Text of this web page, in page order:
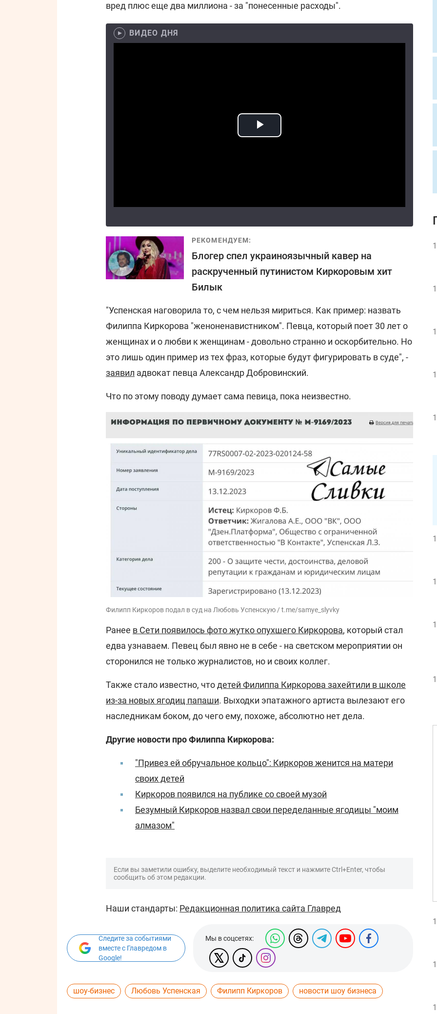
вред плюс еще два миллиона - за "понесенные расходы".
ВИДЕО ДНЯ
РЕКОМЕНДУЕМ:
Блогер спел украиноязычный кавер на
раскрученный путинистом Киркоровым хит
Билык
"Успенская наговорила то, с чем нельзя мириться. Как пример: назвать
Филиппа Киркорова "женоненавистником". Певца, который поет 30 лет о
женщинах и о любви к женщинам - довольно странно и оскорбительно. Но
это лишь один пример из тех фраз, которые будут фигурировать в суде", -
заявил адвокат певца Александр Добровинский.
Что по этому поводу думает сама певица, пока неизвестно.
Филипп Киркоров подал в суд на Любовь Успенскую / t.me/samye_slyvky
Ранее в Сети появилось фото жутко опухшего Киркорова, который стал
едва узнаваем. Певец был явно не в себе - на светском мероприятии он
сторонился не только журналистов, но и своих коллег.
Также стало известно, чтодетей Филиппа Киркорова захейтили в школе
из-за новых ягодиц папаши. Выходки эпатажного артиста вылезают его
наследникам боком, до чего ему, похоже, абсолютно нет дела.
Другие новости про Филиппа Киркорова:
"Привез ей обручальное кольцо": Киркоров женится на матери
своих детей
Киркоров появился на публике со своей музой
Безумный Киркоров назвал свои переделанные ягодицы "моим
алмазом"
Если вы заметили ошибку, выделите необходимый текст и нажмите Ctrl+Enter, чтобы
сообщить об этом редакции.
Наши стандарты: Редакционная политика сайта Главред
Следите за событиями
вместе с Главредом в
Google!
Мы в соцсетях:
шоу-бизнес Любовь Успенская Филипп Киркоров новости шоу бизнеса